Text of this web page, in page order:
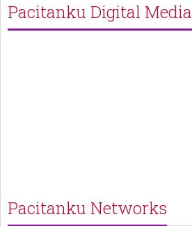
Pacitanku Digital Media
Pacitanku Networks